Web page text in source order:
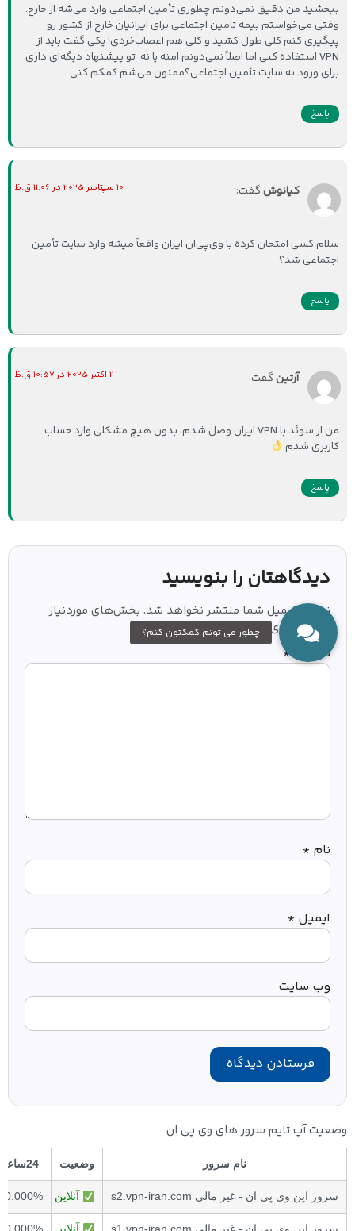
ببخشید من دقیق نمی‌دونم چطوری تأمین اجتماعی وارد می‌شه از خارج.
وقتی می‌خواستم بیمه تامین اجتماعی برای ایرانیان خارج از کشور رو
پیگیری کنم کلی طول کشید و کلی هم اعصاب‌خردی! یکی گفت باید از
VPN استفاده کنی اما اصلاً نمی‌دونم امنه یا نه. تو پیشنهاد دیگه‌ای داری
برای ورود به سایت تأمین اجتماعی؟ممنون می‌شم کمکم کنی.
پاسخ
کیانوشگفت: 10 سپتامبر 2025 در 11:06 ق.ظ
سلام کسی امتحان کرده با وی‌پی‌ان ایران واقعاً میشه وارد سایت تأمین
اجتماعی شد؟
پاسخ
آرتینگفت: 11 اکتبر 2025 در 10:57 ق.ظ
من از سوئد با VPN ایران وصل شدم، بدون هیچ مشکلی وارد حساب
کاربری شدم
پاسخ
دیدگاهتان را بنویسید
نشانی ایمیل شما منتشر نخواهد شد. بخش‌های موردنیاز
علامت‌گذاری شده‌اند *
دیدگاه*
نام *
ایمیل *
وب‌ سایت
وضعیت آپ تایم سرور های وی پی ان
نام سرور وضعیت 24ساعت
سرور اپن وی پی ان - غیر مالی s2.vpn-iran.com آنلاین